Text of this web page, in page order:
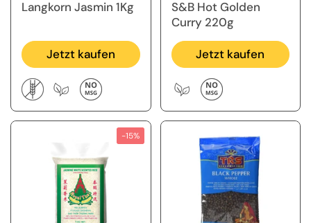
Langkorn Jasmin 1Kg
Jetzt kaufen
S&B Hot Golden
Curry 220g
Jetzt kaufen
-15%